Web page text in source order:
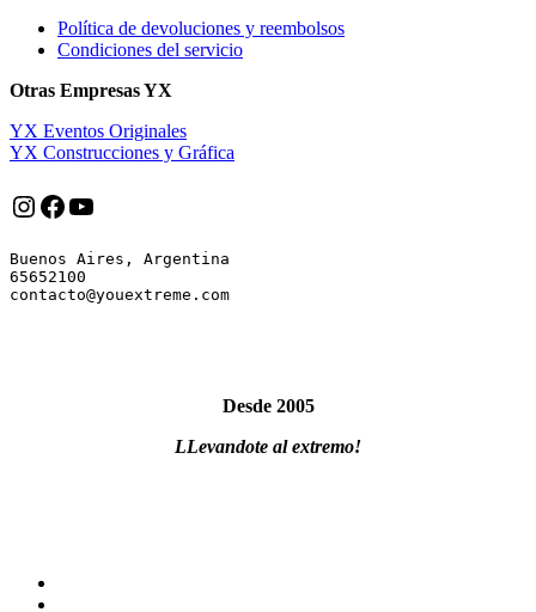
Política de devoluciones y reembolsos
Condiciones del servicio
Otras Empresas YX
YX Eventos Originales
YX Construcciones y Gráfica
Instagram
Facebook
YouTube
Buenos Aires, Argentina
65652100
Desde 2005
LLevandote al extremo!